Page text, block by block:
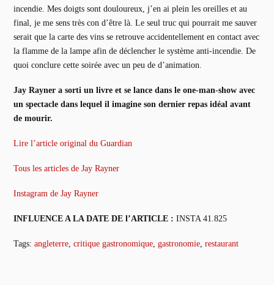
incendie. Mes doigts sont douloureux, j’en ai plein les oreilles et au
final, je me sens très con d’être là. Le seul truc qui pourrait me sauver
serait que la carte des vins se retrouve accidentellement en contact avec
la flamme de la lampe afin de déclencher le système anti-incendie. De
quoi conclure cette soirée avec un peu de d’animation.
Jay Rayner a sorti un livre et se lance dans le one-man-show avec
un spectacle dans lequel il imagine son dernier repas idéal avant
de mourir.
Lire l’article original du Guardian
Tous les articles de Jay Rayner
Instagram de Jay Rayner
INFLUENCE A LA DATE DE l’ARTICLE : INSTA 41.825
Tags:angleterre ,critique gastronomique ,gastronomie ,restaurant